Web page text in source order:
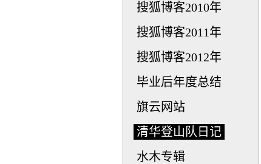
搜狐博客2010年
搜狐博客2011年
搜狐博客2012年
毕业后年度总结
旗云网站
清华登山队日记
水木专辑